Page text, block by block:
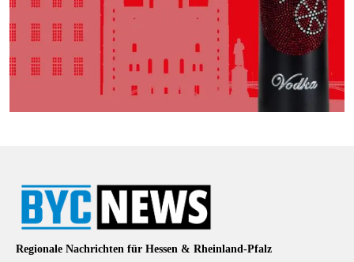
Regionale Nachrichten für Hessen & Rheinland-Pfalz